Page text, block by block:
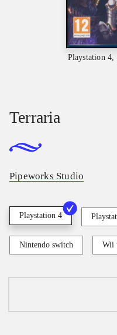
Playstation 4,
Terraria
Pipeworks Studio
Playstation 4
Nintendo switch Wii